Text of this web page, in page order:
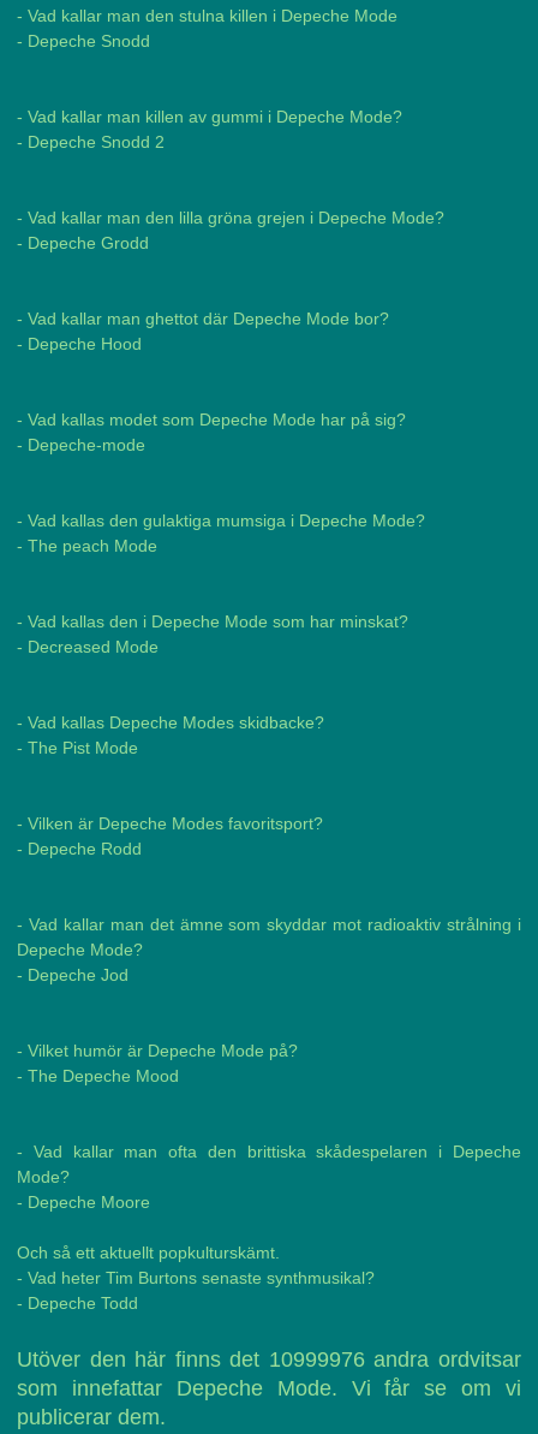
- Vad kallar man den stulna killen i Depeche Mode
- Depeche Snodd
- Vad kallar man killen av gummi i Depeche Mode?
- Depeche Snodd 2
- Vad kallar man den lilla gröna grejen i Depeche Mode?
- Depeche Grodd
- Vad kallar man ghettot där Depeche Mode bor?
- Depeche Hood
- Vad kallas modet som Depeche Mode har på sig?
- Depeche-mode
- Vad kallas den gulaktiga mumsiga i Depeche Mode?
- The peach Mode
- Vad kallas den i Depeche Mode som har minskat?
- Decreased Mode
- Vad kallas Depeche Modes skidbacke?
- The Pist Mode
- Vilken är Depeche Modes favoritsport?
- Depeche Rodd
- Vad kallar man det ämne som skyddar mot radioaktiv strålning i
Depeche Mode?
- Depeche Jod
- Vilket humör är Depeche Mode på?
- The Depeche Mood
- Vad kallar man ofta den brittiska skådespelaren i Depeche
Mode?
- Depeche Moore
Och så ett aktuellt popkulturskämt.
- Vad heter Tim Burtons senaste synthmusikal?
- Depeche Todd
Utöver den här finns det 10999976 andra ordvitsar
som innefattar Depeche Mode. Vi får se om vi
publicerar dem.